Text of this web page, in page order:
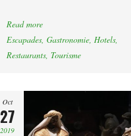
Read more
Escapades, Gastronomie, Hotels,
Restaurants, Tourisme
Oct
27
2019